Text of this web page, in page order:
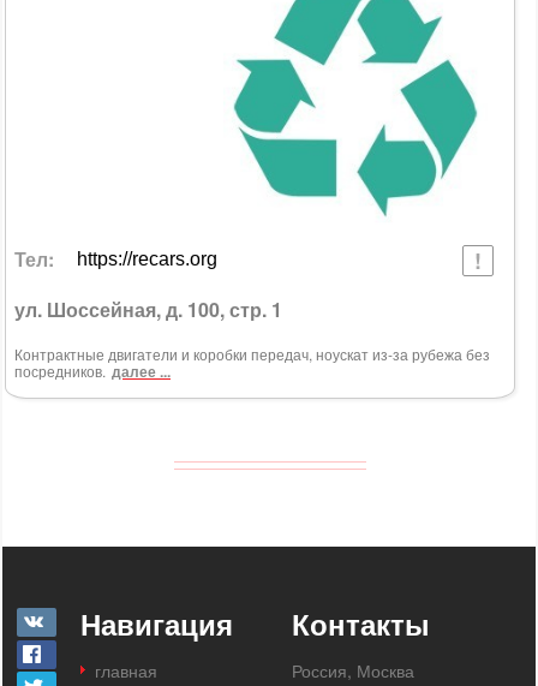
Тел: https://recars.org
ул. Шоссейная, д. 100, стр. 1
Контрактные двигатели и коробки передач, ноускат из-за рубежа без
посредников. далее ...
Навигация
главная
Контакты
Россия, Москва